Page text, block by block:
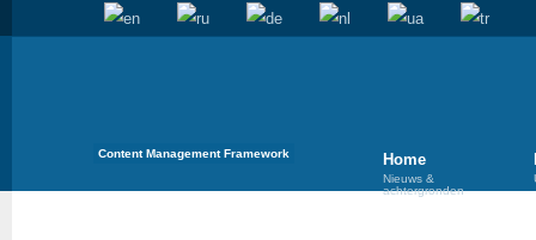
Content Management Framework Home
Nieuws &
achtergronden